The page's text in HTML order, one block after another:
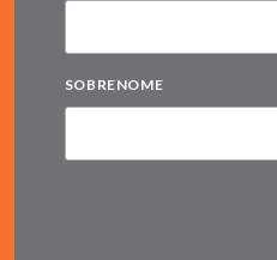
SOBRENOME